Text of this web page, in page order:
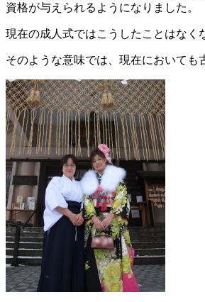
資格が与えられるようになりました。
現在の成人式ではこうしたことはなく
そのような意味では、現在においても